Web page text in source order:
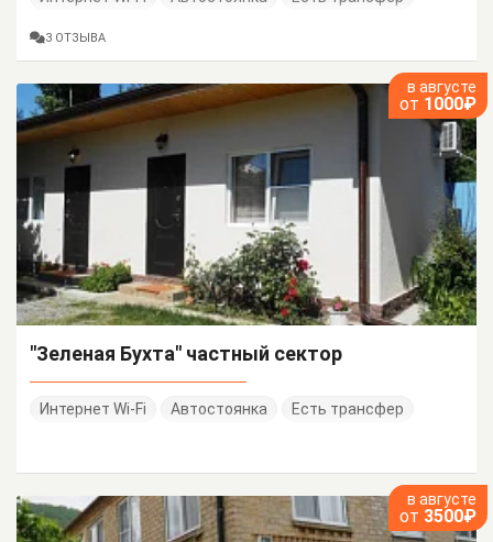
3 ОТЗЫВА
в августе
от 1000₽
"Зеленая Бухта" частный сектор
Интернет Wi-Fi Автостоянка Есть трансфер
в августе
от 3500₽